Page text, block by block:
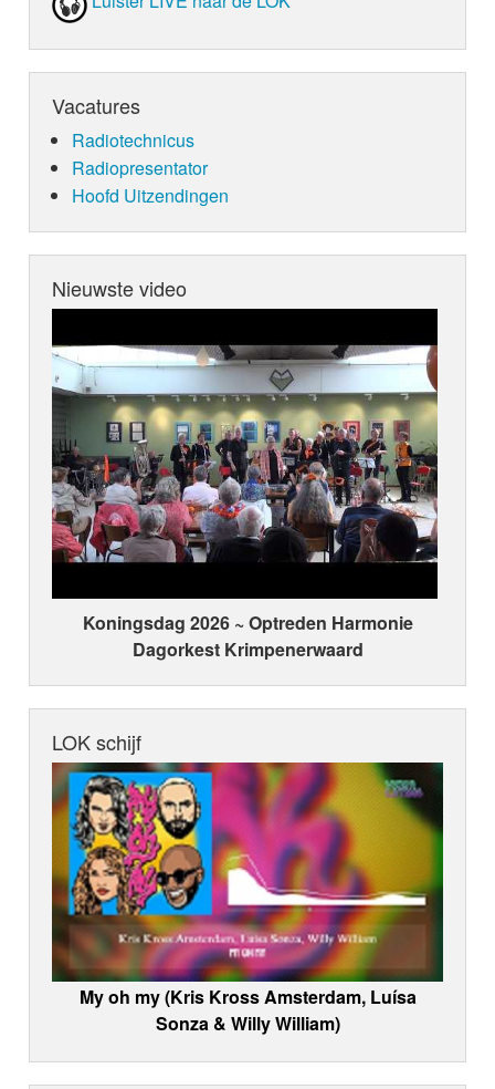
Vacatures
Radiotechnicus
Radiopresentator
Hoofd Uitzendingen
Nieuwste video
Koningsdag 2026 ~ Optreden Harmonie
Dagorkest Krimpenerwaard
LOK schijf
My oh my (Kris Kross Amsterdam, Luísa
Sonza & Willy William)